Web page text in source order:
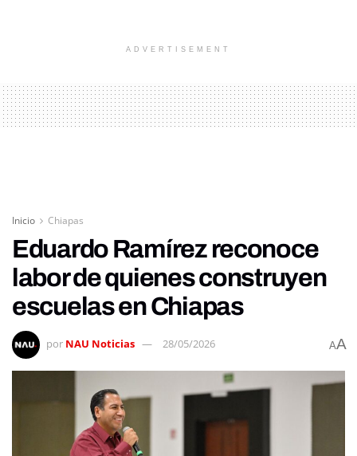
ADVERTISEMENT
Inicio Chiapas
Eduardo Ramírez reconoce
labor de quienes construyen
escuelas en Chiapas
por NAU Noticias 28/05/2026 AA